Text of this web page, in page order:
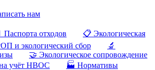
нам
Паспорта отходов
📋 Экологическая
и экологический сбор
🔬
🤝 Экологическое сопровождение
учёт НВОС
🏭 Нормативы